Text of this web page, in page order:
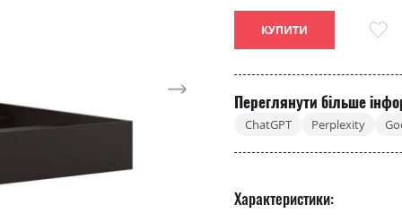
КУПИТИ
Переглянути більше
ChatGPT Perplexity
Характеристики